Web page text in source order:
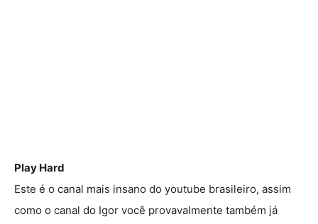
Play Hard
Este é o canal mais insano do youtube brasileiro, assim
como o canal do Igor você provavalmente também já